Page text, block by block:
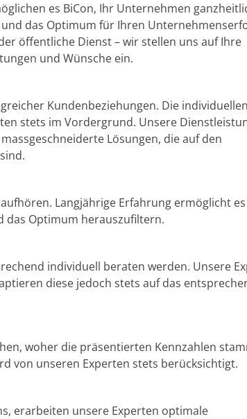
es BiCon, Ihr Unternehmen
das Optimum für Ihren
öffentliche Dienst – wir stellen uns auf Ihre
und Wünsche ein.
Kundenbeziehungen. Die individuellen
stets im Vordergrund. Unsere
Lösungen, die auf den
Langjährige Erfahrung ermöglicht
das Optimum herauszufiltern.
individuell beraten werden. Unsere
diese jedoch stets auf das
woher die präsentierten Kennzahlen
von unseren Experten stets berücksichtigt.
erarbeiten unsere Experten optimale